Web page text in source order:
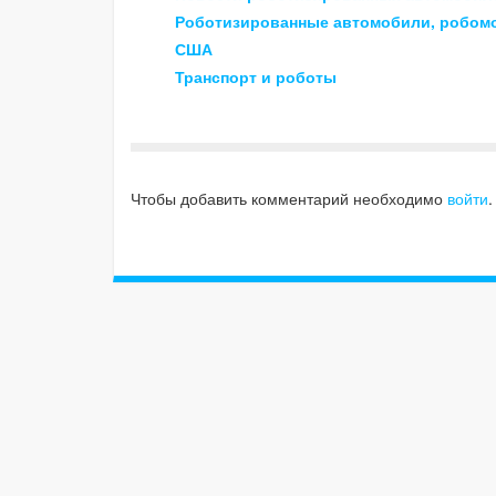
Роботизированные автомобили,
США
Транспорт и роботы
Чтобы добавить комментарий необходимо войти.